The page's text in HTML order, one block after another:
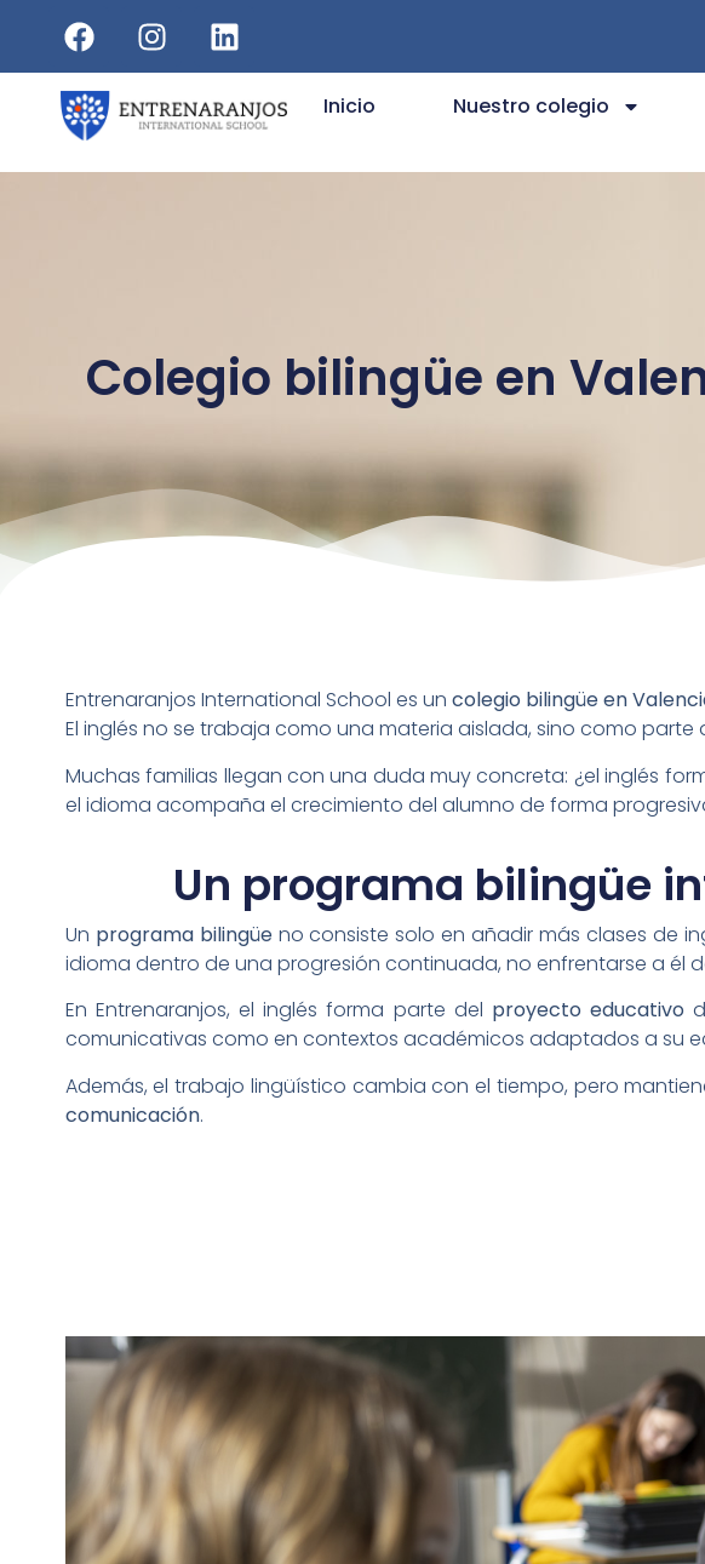
Inicio Nuestro colegio
Colegio bilingüe en
Entrenaranjos International School es uncolegio bilingüe en
El inglés no se trabaja como una materia aislada, sino como
Muchas familias llegan con una duda muy concreta: ¿el inglés
el idioma acompaña el crecimiento del alumno de forma
Un programa bilingüe
Un programa bilingüeno consiste solo en añadir más clases de
idioma dentro de una progresión continuada, no enfrentarse a él
En Entrenaranjos, el inglés forma parte del proyecto educativo
comunicativas como en contextos académicos adaptados a su
Además, el trabajo lingüístico cambia con el tiempo, pero
comunicación.